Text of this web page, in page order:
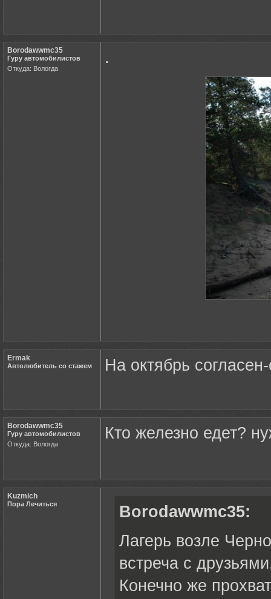
Borodawwmc35
Гуру автомобилистов
Откуда: Вологда
.
Ermak
Автолюбитель со стажем На октябрь
Borodawwmc35
Гуру автомобилистов
Откуда: Вологда
Кто железно едет?
Kuzmich
Пора Лечиться
Borodawwmc35:
Лагерь возле
встреча с
Конечно же